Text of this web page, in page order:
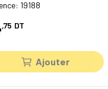
19188
,75 DT
Ajouter